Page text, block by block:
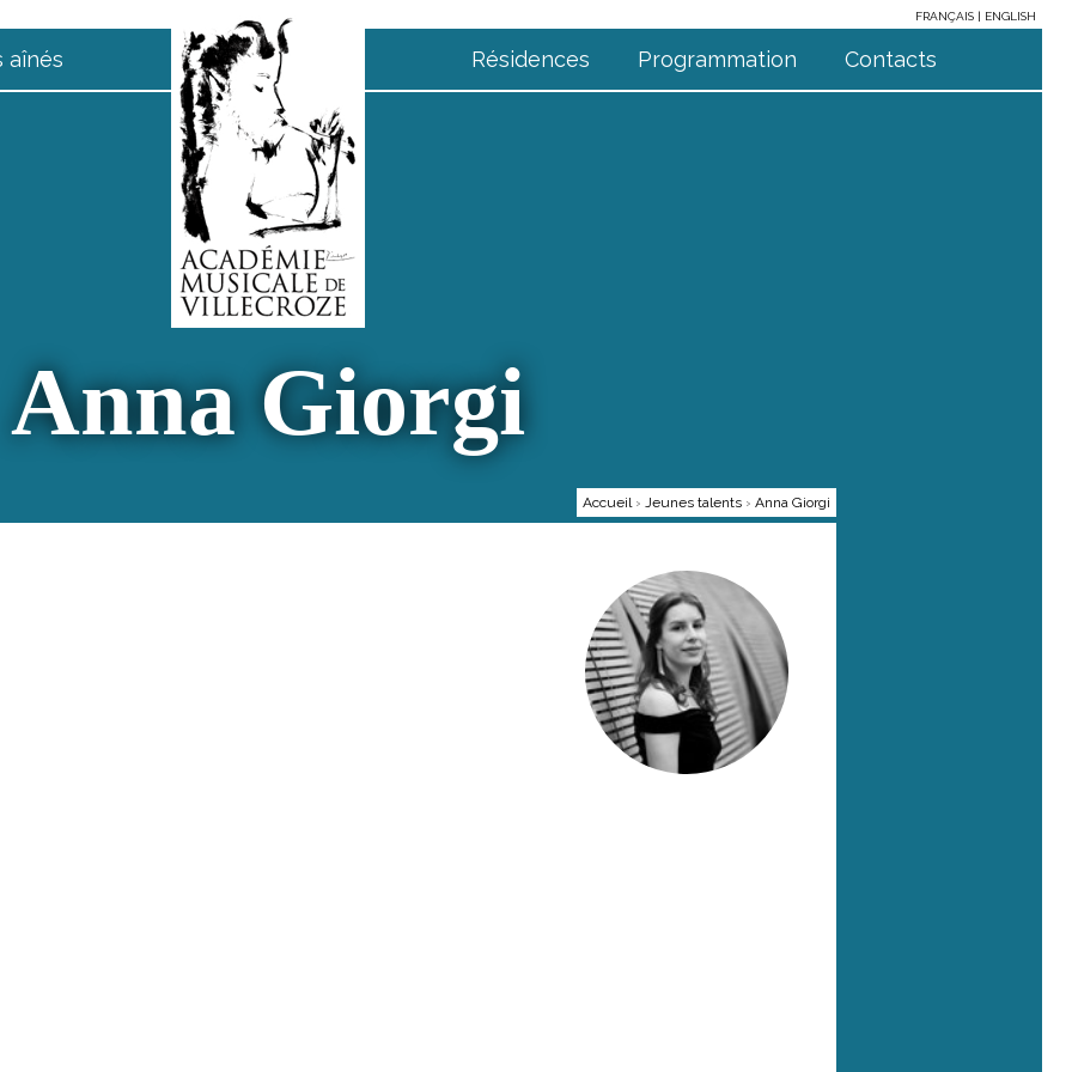
FRANÇAIS
ENGLISH
aînés Résidences Programmation Contacts
Anna Giorgi
Accueil › Jeunes talents › Anna Giorgi